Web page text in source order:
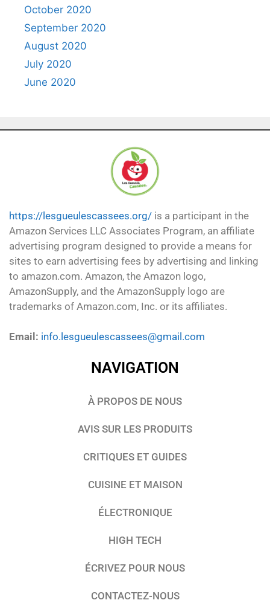
October 2020
September 2020
August 2020
July 2020
June 2020
https://lesgueulescassees.org/ is a participant in the
Amazon Services LLC Associates Program, an affiliate
advertising program designed to provide a means for
sites to earn advertising fees by advertising and linking
to amazon.com. Amazon, the Amazon logo,
AmazonSupply, and the AmazonSupply logo are
trademarks of Amazon.com, Inc. or its affiliates.
Email: info.lesgueulescassees@gmail.com
NAVIGATION
À PROPOS DE NOUS
AVIS SUR LES PRODUITS
CRITIQUES ET GUIDES
CUISINE ET MAISON
ÉLECTRONIQUE
HIGH TECH
ÉCRIVEZ POUR NOUS
CONTACTEZ-NOUS